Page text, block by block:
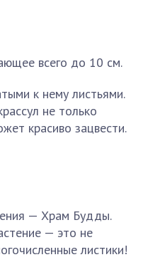
всего до 10 см.
к нему листьями.
не только
красиво зацвести.
— Храм Будды.
— это не
листики!